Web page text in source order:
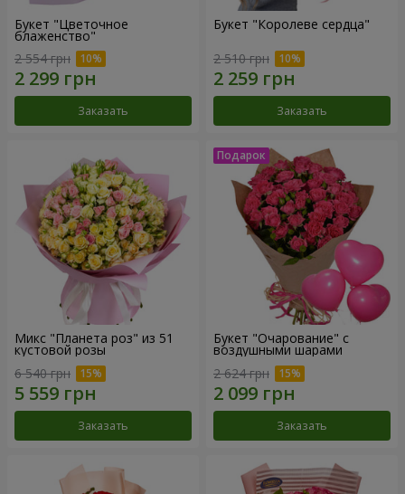
Букет "Цветочное
блаженство"
2 554 грн
Заказать
Букет "Королеве сердца"
2 510 грн
Заказать
Микс "Планета роз" из 51
кустовой розы
6 540 грн
Заказать
Букет "Очарование" с
воздушными шарами
2 624 грн
Заказать